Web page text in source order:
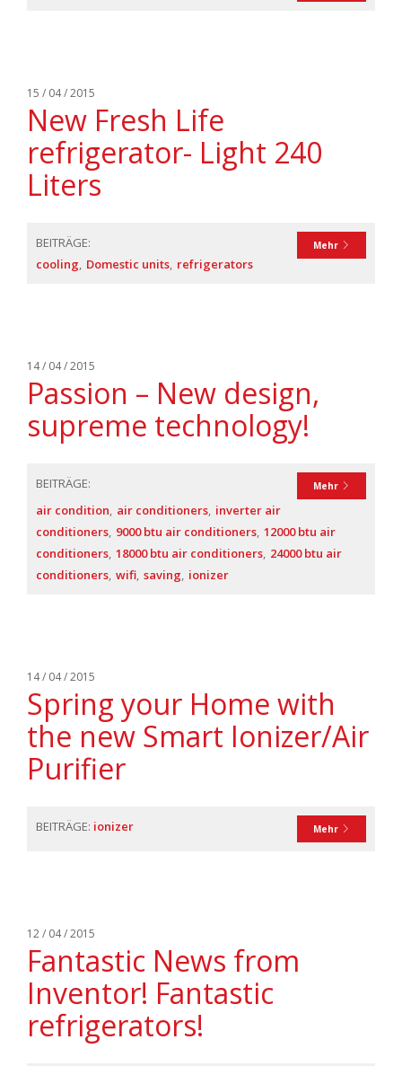
15 / 04 / 2015
New Fresh Life
refrigerator- Light 240
Liters
Mehr
BEITRÄGE:
cooling Domestic units refrigerators
14 / 04 / 2015
Passion – New design,
supreme technology!
Mehr
BEITRÄGE:
air condition air conditioners inverter air
conditioners 9000 btu air conditioners 12000 btu air
conditioners 18000 btu air conditioners 24000 btu air
conditioners wifi saving ionizer
14 / 04 / 2015
Spring your Home with
the new Smart Ionizer/Air
Purifier
Mehr
BEITRÄGE: ionizer
12 / 04 / 2015
Fantastic News from
Inventor! Fantastic
refrigerators!